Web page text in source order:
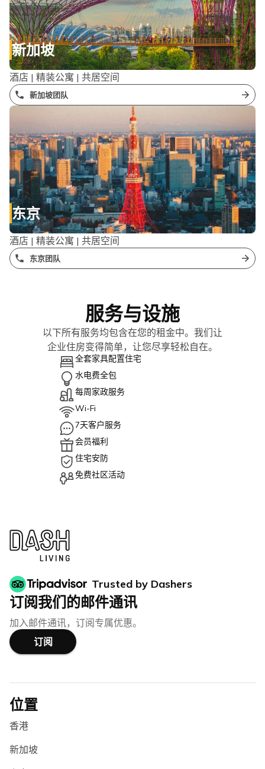
新加坡
酒店 | 精装公寓 | 共居空间
新加坡团队
东京
酒店 | 精装公寓 | 共居空间
东京团队
服务与设施
以下所有服务均包含在您的租金中。我们让
企业住房变得简单，让您尽享轻松自在。
全套家具配置住宅
水电费全包
每周家政服务
Wi-Fi
7天客户服务
会员福利
住宅安防
免费社区活动
Trusted by Dashers
订阅我们的邮件通讯
加入邮件通讯，订阅专属优惠。
订阅
位置
香港
新加坡